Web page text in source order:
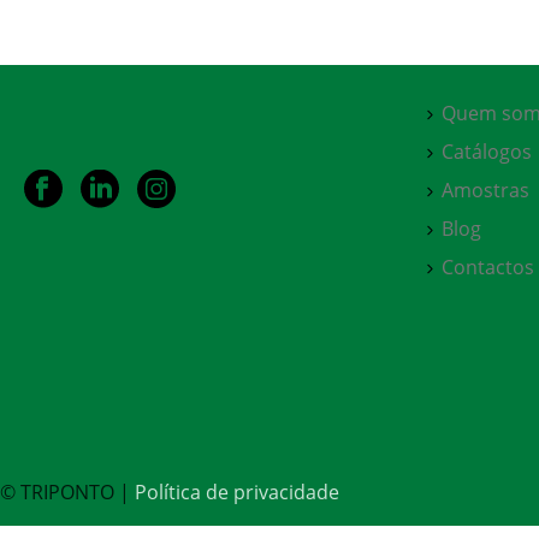
Quem
Catálogos
Amostras
Blog
Contactos
© TRIPONTO | Política de privacidade